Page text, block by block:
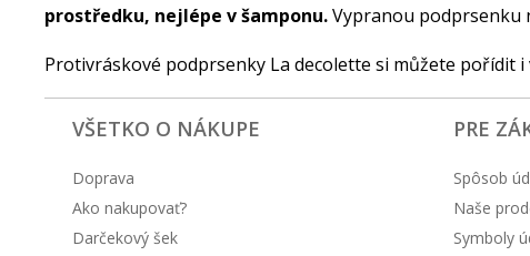
prostředku, nejlépe v šamponu.Vypranou podprsenku
Protivráskové podprsenky La decolette si můžete pořídit i
VŠETKO O NÁKUPE
Doprava
Ako nakupovať?
Darčekový šek
PRE
Spôsob
Naše
Symboly